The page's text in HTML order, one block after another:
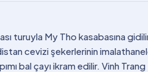
turuyla My Tho kasabasına
cevizi şekerlerinin
bal çayı ikram edilir. Vinh